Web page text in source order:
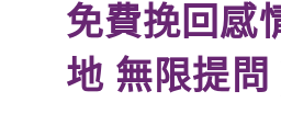
免費挽回感
地 無限提問